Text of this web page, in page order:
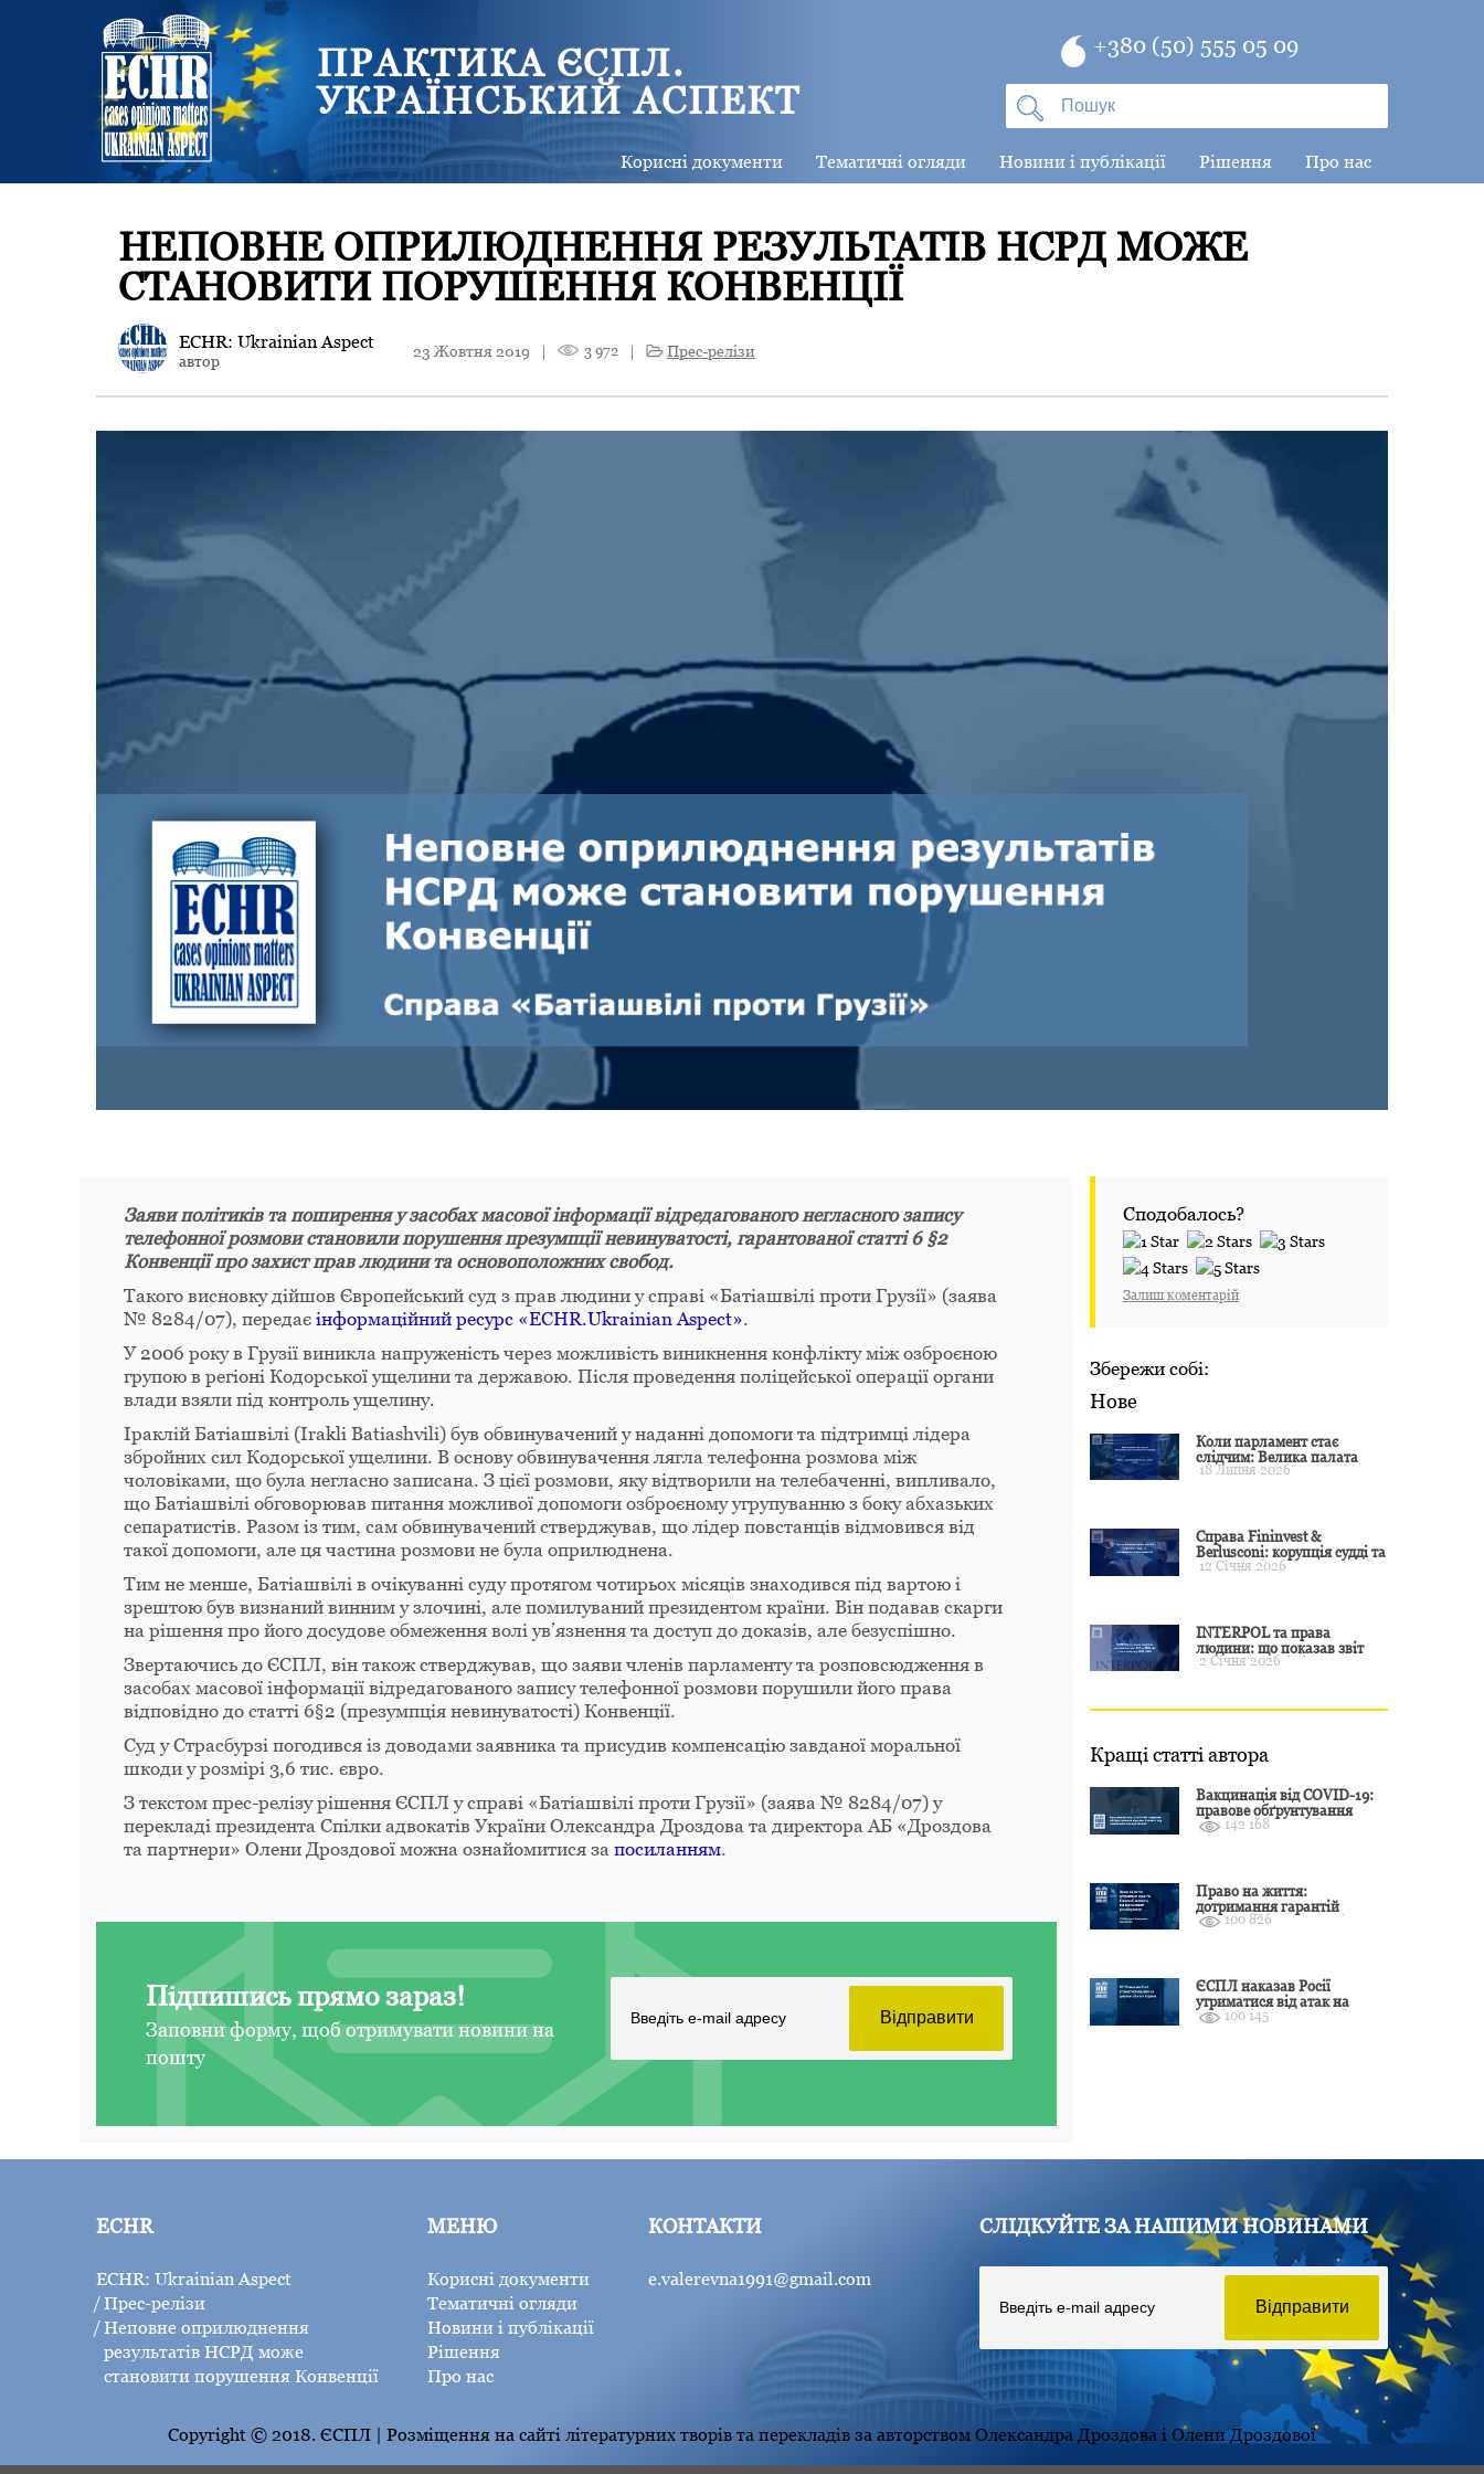
ПРАКТИКА ЄСПЛ.
УКРАЇНСЬКИЙ АСПЕКТ
+380 (50) 555 05 09
Корисні документи Тематичні огляди Новини і публікації Рішення Про нас
НЕПОВНЕ ОПРИЛЮДНЕННЯ РЕЗУЛЬТАТІВ НСРД МОЖЕ
СТАНОВИТИ ПОРУШЕННЯ КОНВЕНЦІЇ
ECHR: Ukrainian Aspect
автор
23 Жовтня 2019 | 3 972 | Прес-релізи
Заяви політиків та поширення у засобах масової інформації відредагованого негласного запису
телефонної розмови становили порушення презумпції невинуватості, гарантованої статті 6 §2
Конвенції про захист прав людини та основоположних свобод.
Такого висновку дійшов Європейський суд з прав людини у справі «Батіашвілі проти Грузії» (заява
№ 8284/07), передає інформаційний ресурс «ECHR.Ukrainian Aspect».
У 2006 року в Грузії виникла напруженість через можливість виникнення конфлікту між озброєною
групою в регіоні Кодорської ущелини та державою. Після проведення поліцейської операції органи
влади взяли під контроль ущелину.
Іраклій Батіашвілі (Irakli Batiashvili) був обвинувачений у наданні допомоги та підтримці лідера
збройних сил Кодорської ущелини. В основу обвинувачення лягла телефонна розмова між
чоловіками, що була негласно записана. З цієї розмови, яку відтворили на телебаченні, випливало,
що Батіашвілі обговорював питання можливої допомоги озброєному угрупуванню з боку абхазьких
сепаратистів. Разом із тим, сам обвинувачений стверджував, що лідер повстанців відмовився від
такої допомоги, але ця частина розмови не була оприлюднена.
Тим не менше, Батіашвілі в очікуванні суду протягом чотирьох місяців знаходився під вартою і
зрештою був визнаний винним у злочині, але помилуваний президентом країни. Він подавав скарги
на рішення про його досудове обмеження волі ув’язнення та доступ до доказів, але безуспішно.
Звертаючись до ЄСПЛ, він також стверджував, що заяви членів парламенту та розповсюдження в
засобах масової інформації відредагованого запису телефонної розмови порушили його права
відповідно до статті 6§2 (презумпція невинуватості) Конвенції.
Суд у Страсбурзі погодився із доводами заявника та присудив компенсацію завданої моральної
шкоди у розмірі 3,6 тис. євро.
З текстом прес-релізу рішення ЄСПЛ у справі «Батіашвілі проти Грузії» (заява № 8284/07) у
перекладі президента Спілки адвокатів України Олександра Дроздова та директора АБ «Дроздова
та партнери» Олени Дроздової можна ознайомитися за посиланням.
Підпишись прямо зараз!
Заповни форму, щоб отримувати новини на
пошту
Сподобалось?
Залиш коментарій
Збережи собі:
Нове
Коли парламент стає
слідчим: Велика палата
ЄСПЛ окреслила межі
18 Липня 2026
Справа Fininvest &
Berlusconi: корупція судді та
презумпція невинуватості
12 Січня 2026
INTERPOL та права
людини: що показав звіт
CCF за 2024 рік і чого чекати
2 Січня 2026
Кращі статті автора
Вакцинація від COVID-19:
правове обґрунтування
відмови і захист від
142 168
Право на життя:
дотримання гарантій
Конвенції залежить від
100 826
ЄСПЛ наказав Росії
утриматися від атак на
цивільні об’єкти України
100 145
ECHR
ECHR: Ukrainian Aspect
Прес-релізи
Неповне оприлюднення
результатів НСРД може
становити порушення Конвенції
МЕНЮ
Корисні документи
Тематичні огляди
Новини і публікації
Рішення
Про нас
КОНТАКТИ
e.valerevna1991@gmail.com
СЛІДКУЙТЕ ЗА НАШИМИ НОВИНАМИ
Copyright © 2018. ЄСПЛ | Розміщення на сайті літературних творів та перекладів за авторством Олександра Дроздова і Олени Дроздової